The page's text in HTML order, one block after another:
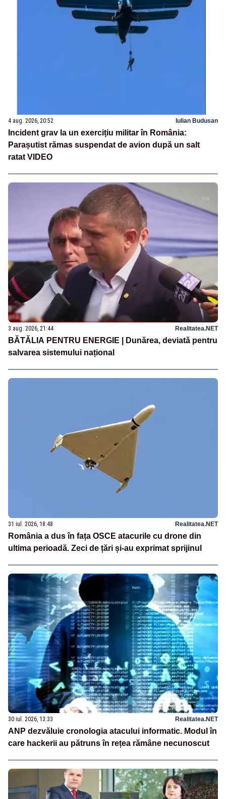
4 aug. 2026, 20:52 Iulian Budusan
Incident grav la un exercițiu militar în România:
Parașutist rămas suspendat de avion după un salt
ratat VIDEO
3 aug. 2026, 21:44 Realitatea.NET
BĂTĂLIA PENTRU ENERGIE | Dunărea, deviată pentru
salvarea sistemului național
31 iul. 2026, 18:48 Realitatea.NET
România a dus în fața OSCE atacurile cu drone din
ultima perioadă. Zeci de țări și-au exprimat sprijinul
30 iul. 2026, 13:33 Realitatea.NET
ANP dezvăluie cronologia atacului informatic. Modul în
care hackerii au pătruns în rețea rămâne necunoscut